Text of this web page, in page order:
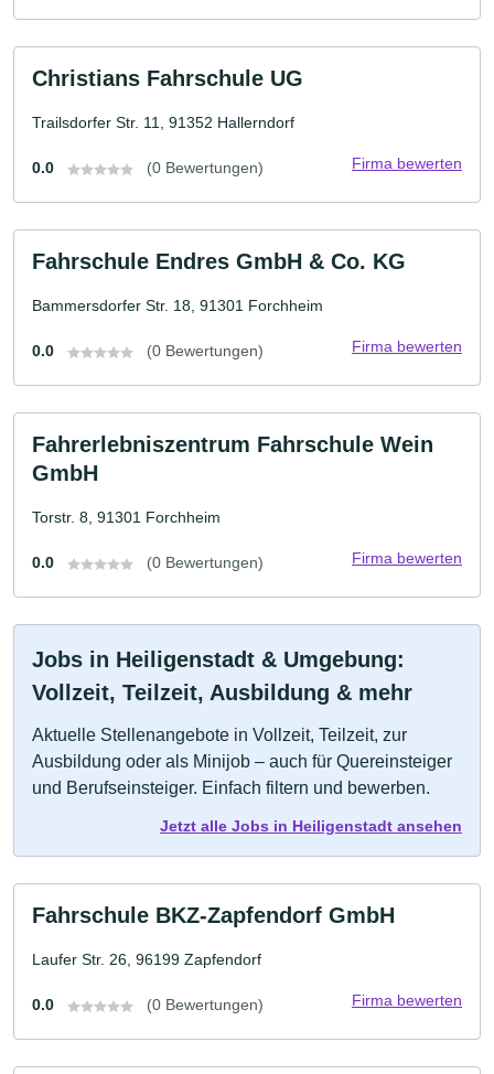
Christians Fahrschule UG
Trailsdorfer Str. 11, 91352 Hallerndorf
0.0 (0 Bewertungen) Firma bewerten
Fahrschule Endres GmbH & Co. KG
Bammersdorfer Str. 18, 91301 Forchheim
0.0 (0 Bewertungen) Firma bewerten
Fahrerlebniszentrum Fahrschule Wein
GmbH
Torstr. 8, 91301 Forchheim
0.0 (0 Bewertungen) Firma bewerten
Jobs in Heiligenstadt & Umgebung:
Vollzeit, Teilzeit, Ausbildung & mehr
Aktuelle Stellenangebote in Vollzeit, Teilzeit, zur
Ausbildung oder als Minijob – auch für Quereinsteiger
und Berufseinsteiger. Einfach filtern und bewerben.
Jetzt alle Jobs in Heiligenstadt ansehen
Fahrschule BKZ-Zapfendorf GmbH
Laufer Str. 26, 96199 Zapfendorf
0.0 (0 Bewertungen) Firma bewerten